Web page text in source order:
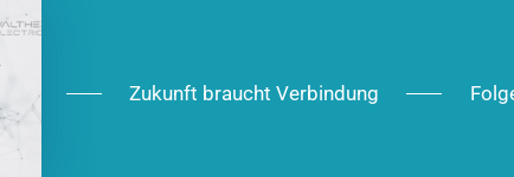
Zukunft braucht Verbindung